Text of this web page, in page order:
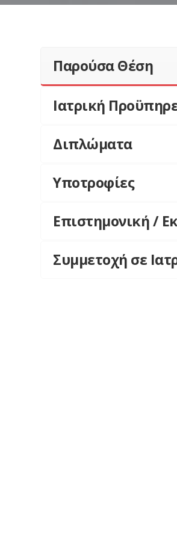
Παρούσα Θέση
Ιατρική
Διπλώματα
Υποτροφίες
Επιστημονική /
Συμμετοχή σε